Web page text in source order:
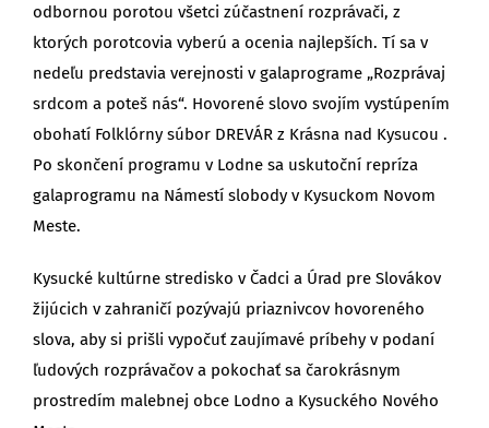
odbornou porotou všetci zúčastnení rozprávači, z
ktorých porotcovia vyberú a ocenia najlepších. Tí sa v
nedeľu predstavia verejnosti v galaprograme „Rozprávaj
srdcom a poteš nás“. Hovorené slovo svojím vystúpením
obohatí Folklórny súbor DREVÁR z Krásna nad Kysucou .
Po skončení programu v Lodne sa uskutoční repríza
galaprogramu na Námestí slobody v Kysuckom Novom
Meste.
Kysucké kultúrne stredisko v Čadci a Úrad pre Slovákov
žijúcich v zahraničí pozývajú priaznivcov hovoreného
slova, aby si prišli vypočuť zaujímavé príbehy v podaní
ľudových rozprávačov a pokochať sa čarokrásnym
prostredím malebnej obce Lodno a Kysuckého Nového